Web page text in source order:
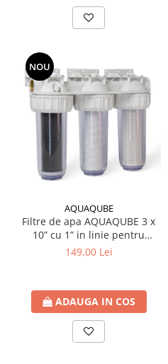
NOU
AQUAQUBE
Filtre de apa AQUAQUBE 3 x
10” cu 1” in linie pentru
filtrare mecanica cu 3 cartuse
149,00 Lei
ADAUGA IN COS